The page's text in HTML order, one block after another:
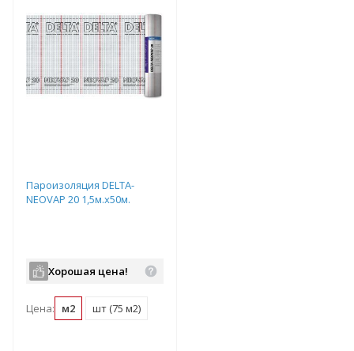
Пароизоляция DELTA-
NEOVAP 20 1,5м.х50м.
Хорошая цена!
Цена: м2 шт (75 м2)